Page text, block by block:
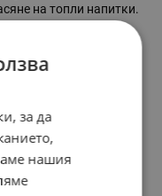
на топли напитки.
за да
нашия